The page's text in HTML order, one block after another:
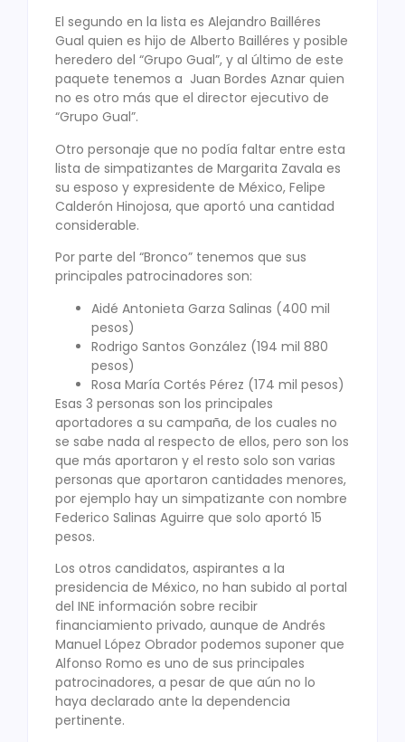
El segundo en la lista es Alejandro Bailléres
Gual quien es hijo de Alberto Bailléres y posible
heredero del “Grupo Gual”, y al último de este
paquete tenemos a Juan Bordes Aznar quien
no es otro más que el director ejecutivo de
“Grupo Gual”.
Otro personaje que no podía faltar entre esta
lista de simpatizantes de Margarita Zavala es
su esposo y expresidente de México, Felipe
Calderón Hinojosa, que aportó una cantidad
considerable.
Por parte del “Bronco” tenemos que sus
principales patrocinadores son:
Aidé Antonieta Garza Salinas (400 mil
pesos)
Rodrigo Santos González (194 mil 880
pesos)
Rosa María Cortés Pérez (174 mil pesos)
Esas 3 personas son los principales
aportadores a su campaña, de los cuales no
se sabe nada al respecto de ellos, pero son los
que más aportaron y el resto solo son varias
personas que aportaron cantidades menores,
por ejemplo hay un simpatizante con nombre
Federico Salinas Aguirre que solo aportó 15
pesos.
Los otros candidatos, aspirantes a la
presidencia de México, no han subido al portal
del INE información sobre recibir
financiamiento privado, aunque de Andrés
Manuel López Obrador podemos suponer que
Alfonso Romo es uno de sus principales
patrocinadores, a pesar de que aún no lo
haya declarado ante la dependencia
pertinente.